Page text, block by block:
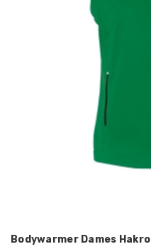
Bodywarmer Dames Hakro